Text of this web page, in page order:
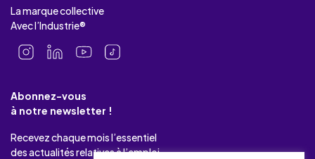
La marque collective
Avec l’Industrie®
Abonnez-vous
à notre newsletter !
Recevez chaque mois l’essentiel
des actualités relatives à l’emploi-